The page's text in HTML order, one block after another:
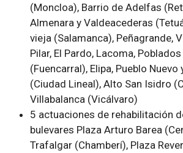
(Moncloa), Barrio de Adelfas
Almenara y Valdeacederas
vieja (Salamanca), Peñagrande,
Pilar, El Pardo, Lacoma,
(Fuencarral), Elipa, Pueblo
(Ciudad Lineal), Alto San Isidro
Villabalanca (Vicálvaro)
5 actuaciones de rehabilitación
bulevares Plaza Arturo Barea
Trafalgar (Chamberí), Plaza